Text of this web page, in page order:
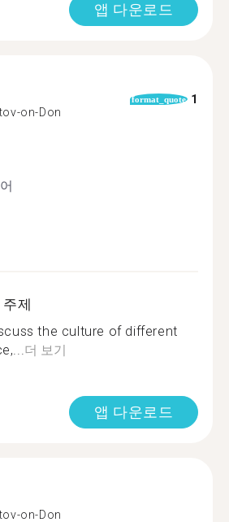
앱 다운로드
on-Don
format_quote 1
제
the culture of different
더 보기
앱 다운로드
on-Don